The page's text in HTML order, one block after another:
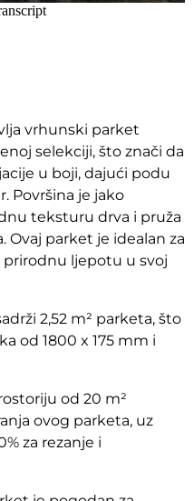
vrhunski parket
selekciji, što znači da
u boji, dajući podu
Površina je jako
teksturu drva i pruža
Ovaj parket je idealan za
ljepotu u svoj
2,52 m² parketa, što
od 1800 x 175 mm i
od 20 m²
ovog parketa, uz
za rezanje i